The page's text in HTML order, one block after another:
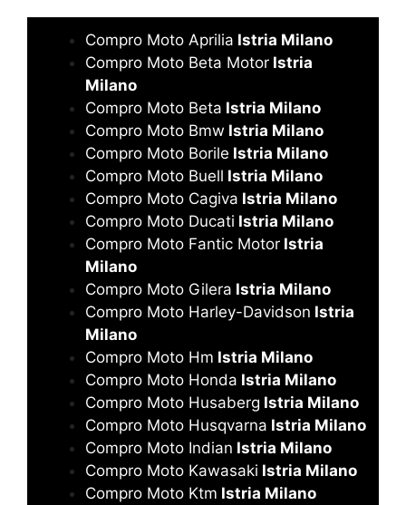
Compro Moto Aprilia Istria Milano
Compro Moto Beta Motor Istria
Milano
Compro Moto Beta Istria Milano
Compro Moto Bmw Istria Milano
Compro Moto Borile Istria Milano
Compro Moto Buell Istria Milano
Compro Moto Cagiva Istria Milano
Compro Moto Ducati Istria Milano
Compro Moto Fantic Motor Istria
Milano
Compro Moto Gilera Istria Milano
Compro Moto Harley-Davidson Istria
Milano
Compro Moto Hm Istria Milano
Compro Moto Honda Istria Milano
Compro Moto Husaberg Istria Milano
Compro Moto Husqvarna Istria Milano
Compro Moto Indian Istria Milano
Compro Moto Kawasaki Istria Milano
Compro Moto Ktm Istria Milano